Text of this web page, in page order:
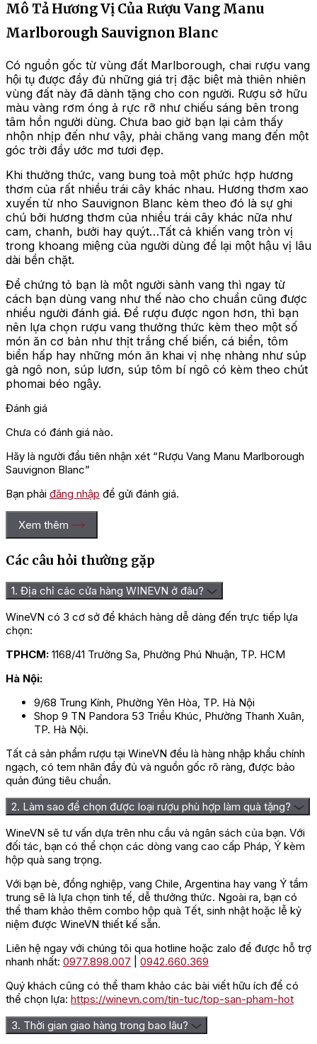
Mô Tả Hương Vị Của Rượu Vang Manu
Marlborough Sauvignon Blanc
Có nguồn gốc từ vùng đất Marlborough, chai rượu vang
hội tụ được đầy đủ những giá trị đặc biệt mà thiên nhiên
vùng đất này đã dành tặng cho con người. Rượu sở hữu
màu vàng rơm óng ả rực rỡ như chiếu sáng bên trong
tâm hồn người dùng. Chưa bao giờ bạn lại cảm thấy
nhộn nhịp đến như vậy, phải chăng vang mang đến một
góc trời đầy ước mơ tươi đẹp.
Khi thưởng thức, vang bung toả một phức hợp hương
thơm của rất nhiều trái cây khác nhau. Hương thơm xao
xuyến từ nho Sauvignon Blanc kèm theo đó là sự ghi
chú bởi hương thơm của nhiều trái cây khác nữa như
cam, chanh, bưởi hay quýt…Tất cả khiến vang tròn vị
trong khoang miệng của người dùng để lại một hậu vị lâu
dài bền chặt.
Để chứng tỏ bạn là một người sành vang thì ngay từ
cách bạn dùng vang như thế nào cho chuẩn cũng được
nhiều người đánh giá. Để rượu được ngon hơn, thì bạn
nên lựa chọn rượu vang thưởng thức kèm theo một số
món ăn cơ bản như thịt trắng chế biến, cá biển, tôm
biển hấp hay những món ăn khai vị nhẹ nhàng như súp
gà ngô non, súp lươn, súp tôm bí ngô có kèm theo chút
phomai béo ngậy.
Đánh giá
Chưa có đánh giá nào.
Hãy là người đầu tiên nhận xét “Rượu Vang Manu Marlborough
Sauvignon Blanc”
Bạn phải đăng nhập để gửi đánh giá.
Xem thêm
Các câu hỏi thường gặp
1. Địa chỉ các cửa hàng WINEVN ở đâu?
WineVN có 3 cơ sở để khách hàng dễ dàng đến trực tiếp lựa
chọn:
TPHCM: 1168/41 Trường Sa, Phường Phú Nhuận, TP. HCM
Hà Nội:
9/68 Trung Kính, Phường Yên Hòa, TP. Hà Nội
Shop 9 TN Pandora 53 Triều Khúc, Phường Thanh Xuân,
TP. Hà Nội.
Tất cả sản phẩm rượu tại WineVN đều là hàng nhập khẩu chính
ngạch, có tem nhãn đầy đủ và nguồn gốc rõ ràng, được bảo
quản đúng tiêu chuẩn.
2. Làm sao để chọn được loại rượu phù hợp làm quà tặng?
WineVN sẽ tư vấn dựa trên nhu cầu và ngân sách của bạn. Với
đối tác, bạn có thể chọn các dòng vang cao cấp Pháp, Ý kèm
hộp quà sang trọng.
Với bạn bè, đồng nghiệp, vang Chile, Argentina hay vang Ý tầm
trung sẽ là lựa chọn tinh tế, dễ thưởng thức. Ngoài ra, bạn có
thể tham khảo thêm combo hộp quà Tết, sinh nhật hoặc lễ kỷ
niệm được WineVN thiết kế sẵn.
Liên hệ ngay với chúng tôi qua hotline hoặc zalo để được hỗ trợ
nhanh nhất: 0977.898.007
0942.660.369
Quý khách cũng có thể tham khảo các bài viết hữu ích để có
thể chọn lựa: https://winevn.com/tin-tuc/top-san-pham-hot
3. Thời gian giao hàng trong bao lâu?